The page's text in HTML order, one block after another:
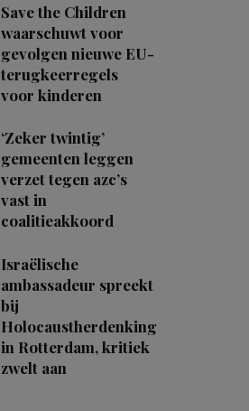
Save the Children
waarschuwt voor
gevolgen nieuwe EU-
terugkeerregels
voor kinderen
‘Zeker twintig’
gemeenten leggen
verzet tegen azc’s
vast in
coalitieakkoord
Israëlische
ambassadeur spreekt
bij
Holocaustherdenking
in Rotterdam, kritiek
zwelt aan